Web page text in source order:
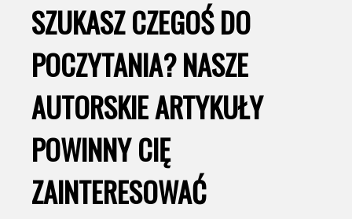
SZUKASZ CZEGOŚ DO
POCZYTANIA? NASZE
AUTORSKIE ARTYKUŁY
POWINNY CIĘ
ZAINTERESOWAĆ